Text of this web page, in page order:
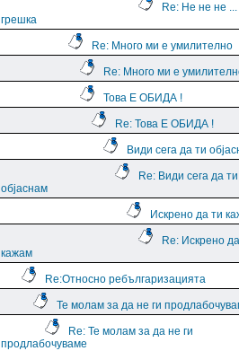
Re: Не не не ...
грешка
Re: Много ми е умилително
Re: Много ми е
Това Е ОБИДА !
Re: Това Е ОБИДА !
Види сега да ти
Re: Види сега да ти
објаснам
Искрено да ти
Re: Искрено
кажам
Re:Относно ребългаризацията
Те молам за да не ги
Re: Те молам за да не ги
продлабочуваме